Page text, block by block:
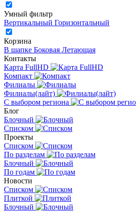
Умный фильтр
Вертикальный Горизонтальный
Корзина
В шапке Боковая Летающая
Контакты
Карта FullHD
Компакт
Филиалы
Филиалы(лайт)
С выбором региона
Блог
Блочный
Списком
Проекты
Списком
По разделам
Блочный
По годам
Новости
Списком
Плиткой
Блочный